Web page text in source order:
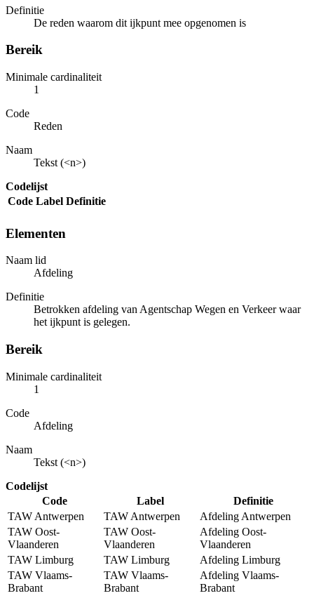
Definitie
De reden waarom dit ijkpunt mee opgenomen is
Bereik
Minimale cardinaliteit
1
Code
Reden
Naam
Tekst (<n>)
Codelijst
Code Label Definitie
Elementen
Naam lid
Afdeling
Definitie
Betrokken afdeling van Agentschap Wegen en Verkeer waar
het ijkpunt is gelegen.
Bereik
Minimale cardinaliteit
1
Code
Afdeling
Naam
Tekst (<n>)
Codelijst
Code
Label
Definitie
TAW Antwerpen
TAW Antwerpen
Afdeling Antwerpen
TAW Oost-
Vlaanderen
TAW Oost-
Vlaanderen
Afdeling Oost-
Vlaanderen
TAW Limburg
TAW Limburg
Afdeling Limburg
TAW Vlaams-
Brabant
TAW Vlaams-
Brabant
Afdeling Vlaams-
Brabant